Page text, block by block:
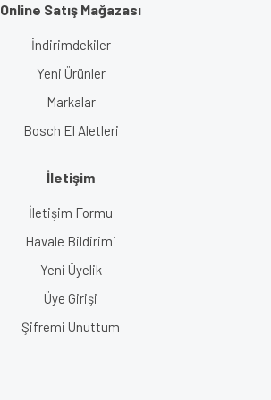
Online Satış Mağazası
İndirimdekiler
Yeni Ürünler
Markalar
Bosch El Aletleri
İletişim
İletişim Formu
Havale Bildirimi
Yeni Üyelik
Üye Girişi
Şifremi Unuttum